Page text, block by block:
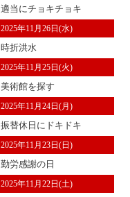
適当にチョキチョキ
2025年11月26日(水)
時折洪水
2025年11月25日(火)
美術館を探す
2025年11月24日(月)
振替休日にドキドキ
2025年11月23日(日)
勤労感謝の日
2025年11月22日(土)